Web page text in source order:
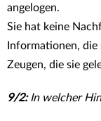
angelogen.
Sie hat keine
Informationen,
Zeugen, die sie
9/2:In welcher